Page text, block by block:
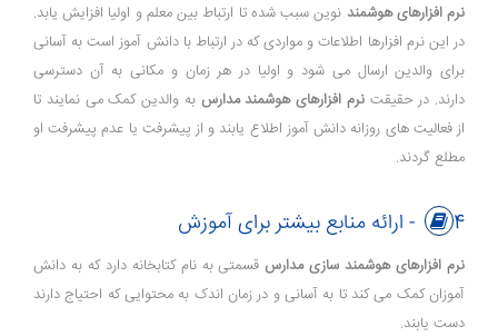
نرم افزارهای هوشمند نوین سبب شده تا ارتباط بین معلم و اولیا افزایش یابد.
در این نرم افزارها اطلاعات و مواردی که در ارتباط با دانش آموز است به آسانی
برای والدین ارسال می شود و اولیا در هر زمان و مکانی به آن دسترسی
دارند. در حقیقتنرم افزارهای هوشمند مدارسبه والدین کمک می نمایند تا
از فعالیت های روزانه دانش آموز اطلاع یابند و از پیشرفت یا عدم پیشرفت او
مطلع گردند.
4- ارائه منابع بیشتر برای آموزش
نرم افزارهای هوشمند سازی مدارسقسمتی به نام کتابخانه دارد که به دانش
آموزان کمک می کند تا به آسانی و در زمان اندک به محتوایی که احتیاج دارند
دست یابند.